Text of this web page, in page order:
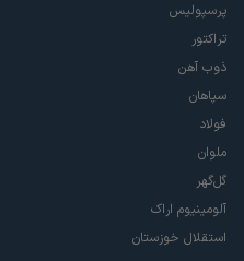
پرسپولیس
تراکتور
ذوب آهن
سپاهان
فولاد
ملوان
گل‌گهر
آلومینیوم اراک
استقلال خوزستان